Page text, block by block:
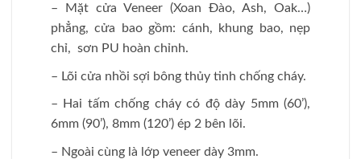
– Mặt cửa Veneer (Xoan Đào, Ash, Oak…)
phẳng, cửa bao gồm: cánh, khung bao, nẹp
chỉ, sơn PU hoàn chỉnh.
– Lõi cửa nhồi sợi bông thủy tinh chống cháy.
– Hai tấm chống cháy có độ dày 5mm (60’),
6mm (90’), 8mm (120’) ép 2 bên lõi.
– Ngoài cùng là lớp veneer dày 3mm.